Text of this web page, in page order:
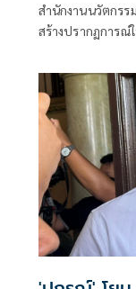
รักษ์โลกสุดล้
สำนักงานนวัตกรร
สร้างปรากฏการณ์
นวัตกรรมผลิตภัณ
ฟลอร์" (Care
โครงการแปลงเทคโนโลยีเป็นทุน
ตื่นเต้นให้กับวงก
มาผ่านกระบวนก
กลายมาเป็นผลิต
รักษ์โลกอย่างแท้จ